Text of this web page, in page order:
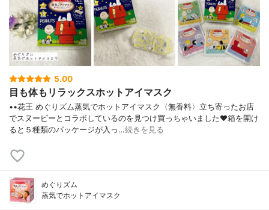
5.00
目も体もリラックスホットアイマスク
••花王 めぐりズム蒸気でホットアイマスク〈無香料〉立ち寄ったお店
でスヌーピーとコラボしているのを見つけ買っちゃいました❤︎箱を開け
ると５種類のパッケージが入っ…続きを見る
めぐりズム
蒸気でホットアイマスク